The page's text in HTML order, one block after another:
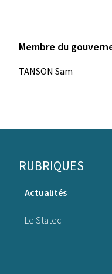
Membre du
TANSON Sam
Pied
de
RUBRIQUES
Actualités
Le Statec